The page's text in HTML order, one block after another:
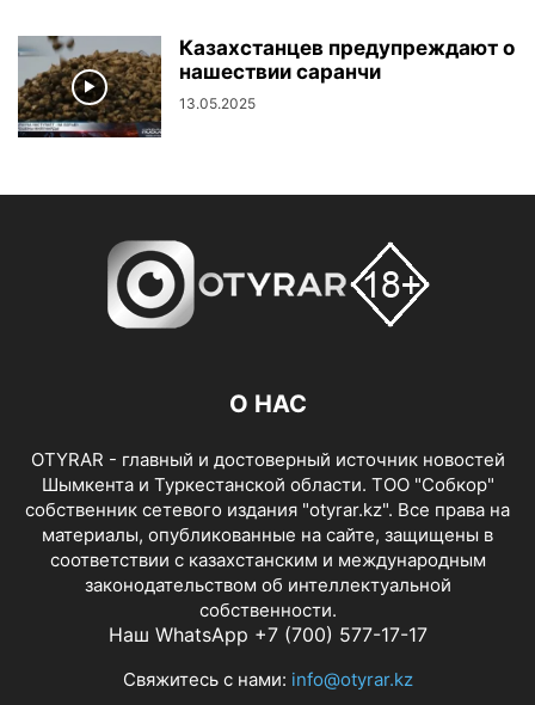
Казахстанцев предупреждают о
нашествии саранчи
13.05.2025
О НАС
OTYRAR - главный и достоверный источник новостей
Шымкента и Туркестанской области. ТОО "Собкор"
собственник сетевого издания "otyrar.kz". Все права на
материалы, опубликованные на сайте, защищены в
соответствии с казахстанским и международным
законодательством об интеллектуальной
собственности.
Наш WhatsApp +7 (700) 577-17-17
Свяжитесь с нами: info@otyrar.kz